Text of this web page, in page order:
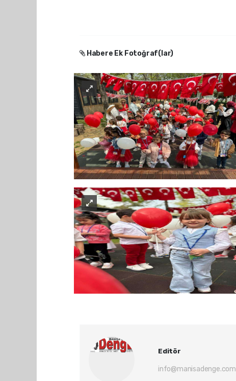
Habere Ek Fotoğraf(lar)
Editör
info@manisadenge.com